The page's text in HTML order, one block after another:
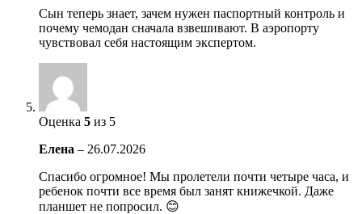
Сын теперь знает, зачем нужен паспортный контроль и
почему чемодан сначала взвешивают. В аэропорту
чувствовал себя настоящим экспертом.
Оценка 5 из 5
Елена – 26.07.2026
Спасибо огромное! Мы пролетели почти четыре часа, и
ребенок почти все время был занят книжечкой. Даже
планшет не попросил. 😊